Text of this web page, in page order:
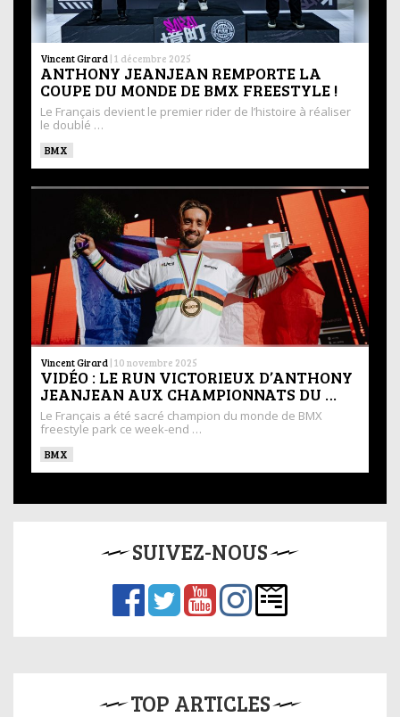
Vincent Girard | 1 décembre 2025
ANTHONY JEANJEAN REMPORTE LA
COUPE DU MONDE DE BMX FREESTYLE !
Le Français devient le premier rider de l’histoire à réaliser
le doublé …
BMX
Vincent Girard | 10 novembre 2025
VIDÉO : LE RUN VICTORIEUX D’ANTHONY
JEANJEAN AUX CHAMPIONNATS DU …
Le Français a été sacré champion du monde de BMX
freestyle park ce week-end …
BMX
SUIVEZ-NOUS
TOP ARTICLES